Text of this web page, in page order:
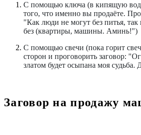
С помощью ключа (в кипящую
того, что именно вы продаёте.
"Как люди не могут без питья,
без (квартиры, машины. Аминь!")
С помощью свечи (пока горит
сторон и проговорить заговор:
златом будет осыпана моя
Заговор на продажу